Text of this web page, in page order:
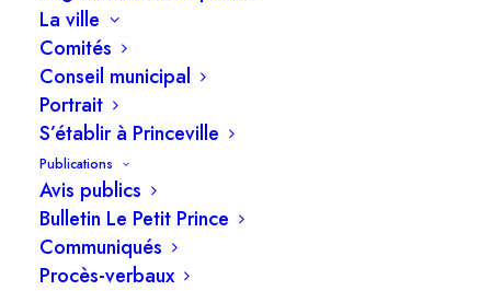
La ville
Comités
Conseil municipal
Portrait
S’établir à Princeville
Publications
Avis publics
Bulletin Le Petit Prince
Communiqués
Procès-verbaux
2030 : qualité de
vie et inclusion
sociale
26 août 2025